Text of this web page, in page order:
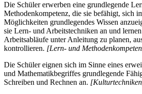
Die Schüler erwerben eine grundlegende
Methodenkompetenz, die sie befähigt, sich
Möglichkeiten grundlegendes Wissen
sie Lern- und Arbeitstechniken an und
Arbeitsabläufe unter Anleitung zu planen,
kontrollieren. [Lern- und
Die Schüler eignen sich im Sinne eines
und Mathematikbegriffes grundlegende
Schreiben und Rechnen an.